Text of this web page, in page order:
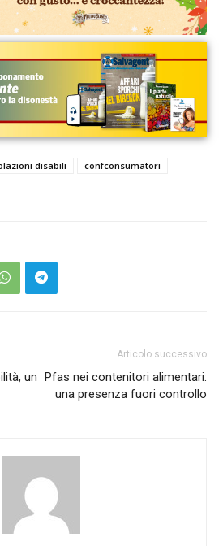
disabili
confconsumatori
un
Articolo successivo
Pfas nei contenitori alimentari:
una presenza fuori controllo